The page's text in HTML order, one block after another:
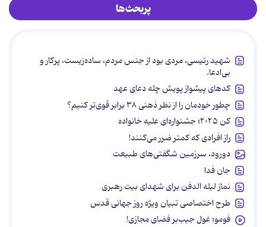
پربحث‌ها
شهید رئیسی، مردی بود از جنس مردم، ساده‌زیست، پرکار و
بی‌ادعا.
کدهای پیشواز پویش چله دعای عهد
چطور خودمان را از نظر ذهنی ۳۸ برابر قوی‌تر کنیم؟
کن ۲۰۲۵؛ جشنواره‌ای علیه خانواده
راز افرادی که کمتر ضرر می‌کنند!
دورود، سرزمین شگفتی‌های طبیعت
جان فدا
نماز لیله الدفن برای شهدای بیت رهبری
طرح اختصاصی تبیان ویژه روز جهانی قدس
فومو؛ غول جیب‌بر فضای مجازی!